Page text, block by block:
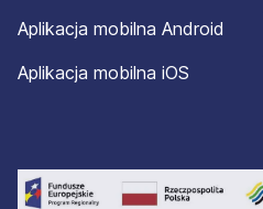
Aplikacja mobilna Android
Aplikacja mobilna iOS